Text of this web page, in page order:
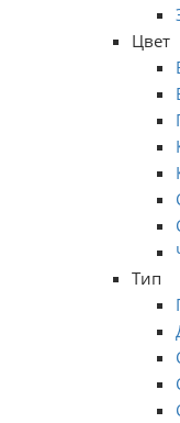
Цвет
Тип